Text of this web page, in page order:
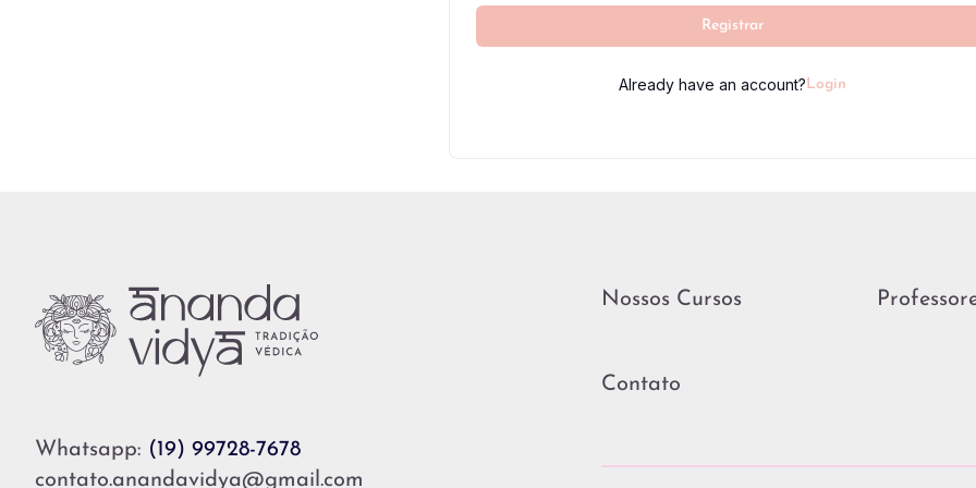
Registrar
Already have an account?Login
Whatsapp: (19) 99728-7678
contato.anandavidya@gmail.com
Nossos Cursos
Contato